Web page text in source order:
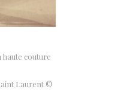
couture
Laurent ©